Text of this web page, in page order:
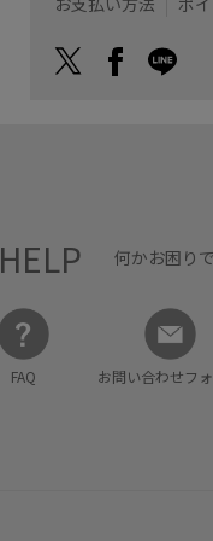
HELP 何かお困り
FAQ お問い合わせフ